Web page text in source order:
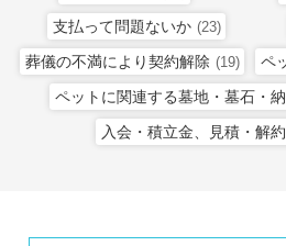
支払って問題ないか (23)
葬儀の不満により契約解除 (19) ペ
ペットに関連する墓地・墓石・
入会・積立金、見積・解